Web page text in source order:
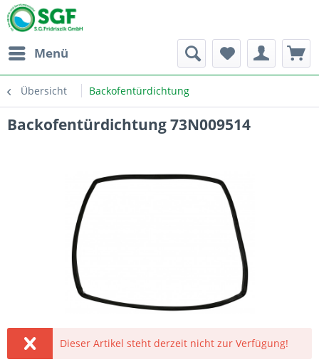
Menü
Übersicht Backofentürdichtung
Backofentürdichtung 73N009514
Dieser Artikel steht derzeit nicht zur Verfügung!